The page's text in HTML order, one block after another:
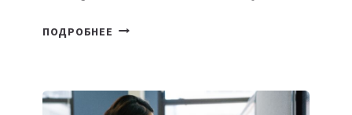
ПОДРОБНЕЕ ДЖЕФФ
PROMETHEUS